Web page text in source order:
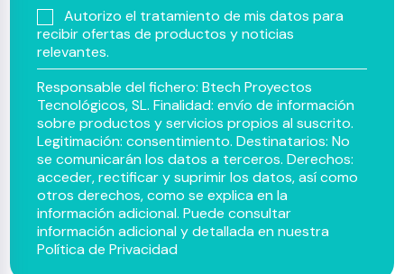
Autorizo el tratamiento de mis datos para
recibir ofertas de productos y noticias
relevantes.
Responsable del fichero: Btech Proyectos
Tecnológicos, SL. Finalidad: envío de información
sobre productos y servicios propios al suscrito.
Legitimación: consentimiento. Destinatarios: No
se comunicarán los datos a terceros. Derechos:
acceder, rectificar y suprimir los datos, así como
otros derechos, como se explica en la
información adicional. Puede consultar
información adicional y detallada en nuestra
Política de Privacidad